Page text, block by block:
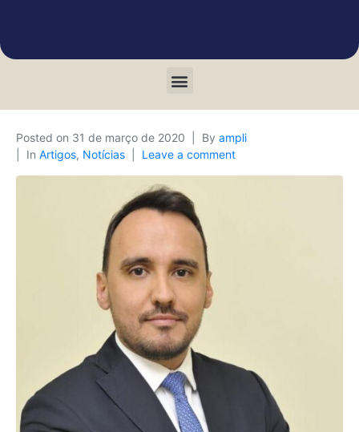
Posted on 31 de março de 2020 By ampli
In Artigos, Notícias Leave a comment